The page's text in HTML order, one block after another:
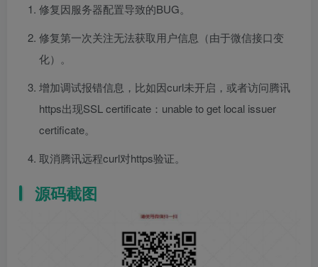
修复因服务器配置导致的BUG。
修复第一次关注无法获取用户信息（由于微信接口变
化）。
增加调试报错信息，比如因curl未开启，或者访问腾讯
https出现SSL certificate：unable to get local issuer
certificate。
取消腾讯远程curl对https验证。
源码截图